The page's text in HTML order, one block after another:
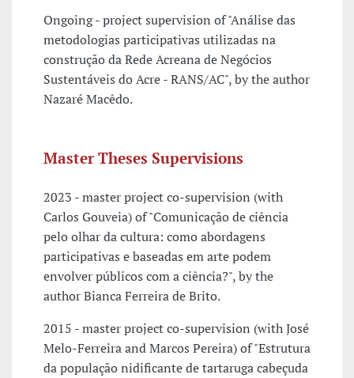
Ongoing - project supervision of "Análise das
metodologias participativas utilizadas na
construção da Rede Acreana de Negócios
Sustentáveis do Acre - RANS/AC", by the author
Nazaré Macêdo.
Master Theses Supervisions
2023 - master project co-supervision (with
Carlos Gouveia) of "Comunicação de ciência
pelo olhar da cultura: como abordagens
participativas e baseadas em arte podem
envolver públicos com a ciência?", by the
author Bianca Ferreira de Brito.
2015 - master project co-supervision (with José
Melo-Ferreira and Marcos Pereira) of "Estrutura
da população nidificante de tartaruga cabeçuda